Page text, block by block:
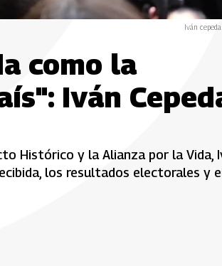
Iván
como la
Iván
Histórico y la Alianza por la Vida,
los resultados electorales y